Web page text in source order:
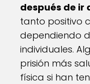
después de ir
tanto positivo
dependiendo
individuales.
prisión más
física si han